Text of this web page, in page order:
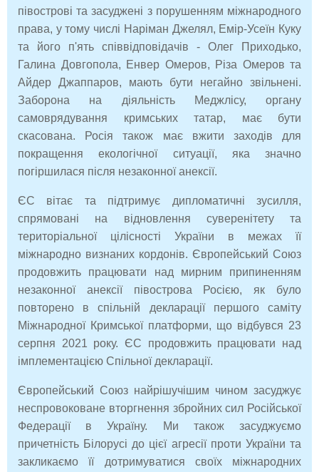
півострові та засуджені з порушенням міжнародного
права, у тому числі Наріман Джелял, Емір-Усеїн Куку
та його п'ять співвідповідачів - Олег Приходько,
Галина Довгопола, Енвер Омеров, Різа Омеров та
Айдер Джаппаров, мають бути негайно звільнені.
Заборона на діяльність Меджлісу, органу
самоврядування кримських татар, має бути
скасована. Росія також має вжити заходів для
покращення екологічної ситуації, яка значно
погіршилася після незаконної анексії.
ЄС вітає та підтримує дипломатичні зусилля,
спрямовані на відновлення суверенітету та
територіальної цілісності України в межах її
міжнародно визнаних кордонів. Європейський Союз
продовжить працювати над мирним припиненням
незаконної анексії півострова Росією, як було
повторено в спільній декларації першого саміту
Міжнародної Кримської платформи, що відбувся 23
серпня 2021 року. ЄС продовжить працювати над
імплементацією Спільної декларації.
Європейський Союз найрішучішим чином засуджує
неспровоковане вторгнення збройних сил Російської
Федерації в Україну. Ми також засуджуємо
причетність Білорусі до цієї агресії проти України та
закликаємо її дотримуватися своїх міжнародних